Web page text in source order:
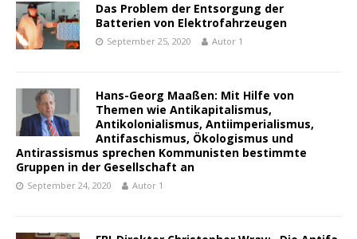
Das Problem der Entsorgung der
Batterien von Elektrofahrzeugen
September 25, 2020 Autor 1
Hans-Georg Maaßen: Mit Hilfe von
Themen wie Antikapitalismus,
Antikolonialismus, Antiimperialismus,
Antifaschismus, Ökologismus und
Antirassismus sprechen Kommunisten bestimmte
Gruppen in der Gesellschaft an
September 24, 2020 Autor 1